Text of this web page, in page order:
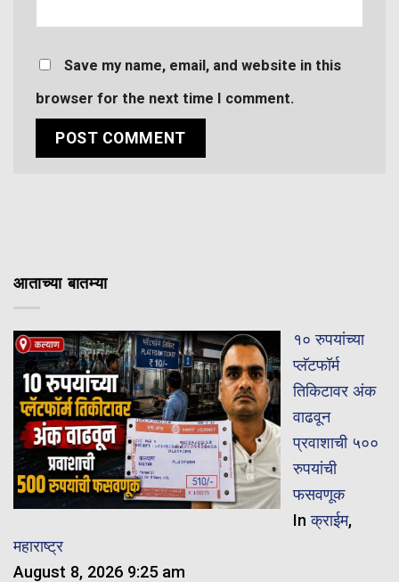
Save my name, email, and website in this
browser for the next time I comment.
आताच्या बातम्या
१० रुपयांच्या
प्लॅटफॉर्म
तिकिटावर अंक
वाढवून
प्रवाशाची ५००
रुपयांची
फसवणूक
Inक्राईम,
महाराष्ट्र
August 8, 2026 9:25 am